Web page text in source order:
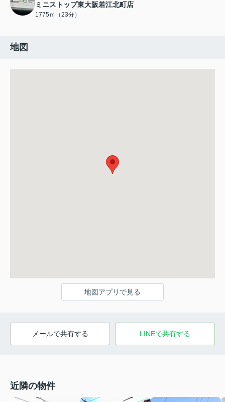
ミニストップ東大阪若江北町店
1775ｍ（23分）
地図
地図アプリで見る
メールで共有する LINEで共有する
近隣の物件